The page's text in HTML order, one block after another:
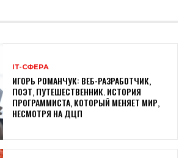
ІТ-СФЕРА
ИГОРЬ РОМАНЧУК: ВЕБ-РАЗРАБОТЧИК,
ПОЭТ, ПУТЕШЕСТВЕННИК. ИСТОРИЯ
ПРОГРАММИСТА, КОТОРЫЙ МЕНЯЕТ МИР,
НЕСМОТРЯ НА ДЦП